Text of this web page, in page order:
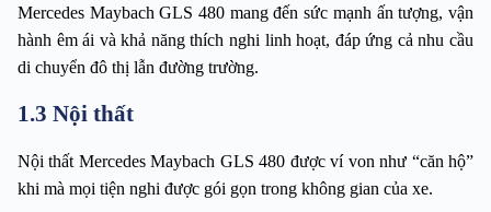
Mercedes Maybach GLS 480 mang đến sức mạnh ấn tượng, vận
hành êm ái và khả năng thích nghi linh hoạt, đáp ứng cả nhu cầu
di chuyển đô thị lẫn đường trường.
1.3 Nội thất
Nội thất Mercedes Maybach GLS 480 được ví von như “căn hộ”
khi mà mọi tiện nghi được gói gọn trong không gian của xe.